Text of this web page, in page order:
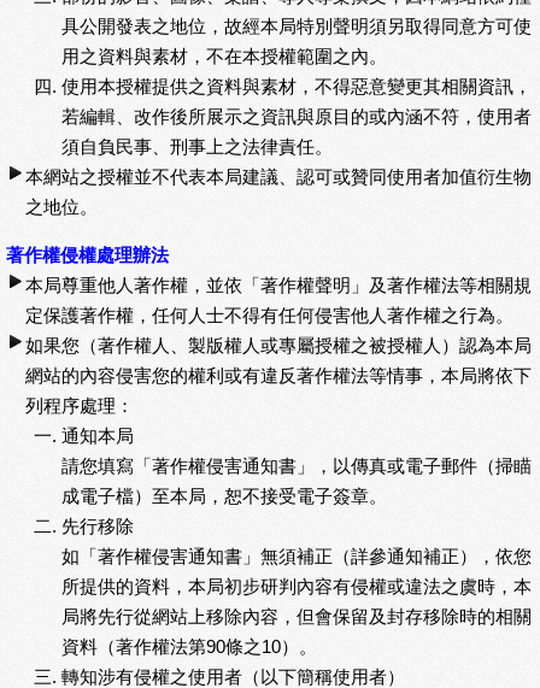
具公開發表之地位，故經本局特別聲明須另取得同意方可使
用之資料與素材，不在本授權範圍之內。
使用本授權提供之資料與素材，不得惡意變更其相關資訊，
若編輯、改作後所展示之資訊與原目的或內涵不符，使用者
須自負民事、刑事上之法律責任。
本網站之授權並不代表本局建議、認可或贊同使用者加值衍生物
之地位。
著作權侵權處理辦法
本局尊重他人著作權，並依「著作權聲明」及著作權法等相關規
定保護著作權，任何人士不得有任何侵害他人著作權之行為。
如果您（著作權人、製版權人或專屬授權之被授權人）認為本局
網站的內容侵害您的權利或有違反著作權法等情事，本局將依下
列程序處理：
通知本局
請您填寫「著作權侵害通知書」，以傳真或電子郵件（掃瞄
成電子檔）至本局，恕不接受電子簽章。
先行移除
如「著作權侵害通知書」無須補正（詳參通知補正），依您
所提供的資料，本局初步研判內容有侵權或違法之虞時，本
局將先行從網站上移除內容，但會保留及封存移除時的相關
資料（著作權法第90條之10）。
轉知涉有侵權之使用者（以下簡稱使用者）